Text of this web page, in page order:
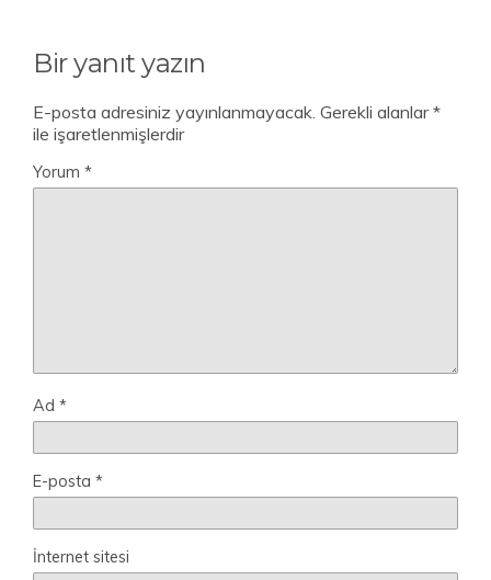
Bir yanıt yazın
E-posta adresiniz yayınlanmayacak. Gerekli alanlar*
ile işaretlenmişlerdir
Yorum *
Ad *
E-posta *
İnternet sitesi